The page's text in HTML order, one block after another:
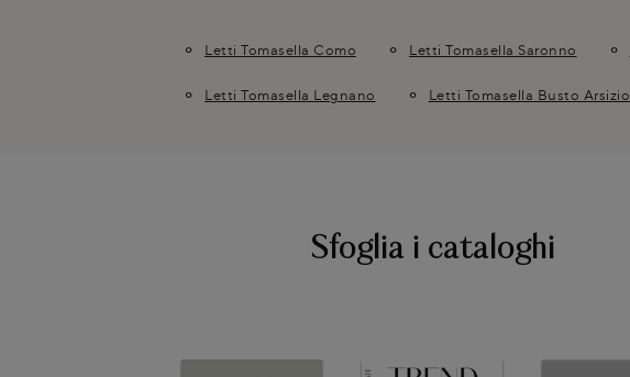
Letti Tomasella Como Letti Tomasella Saronno
Letti Tomasella Legnano Letti Tomasella Busto Arsizio
Sfoglia i cataloghi